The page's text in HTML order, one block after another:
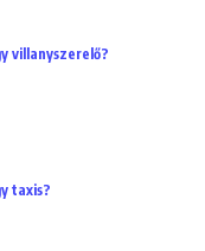
villanyszerelő?
taxis?